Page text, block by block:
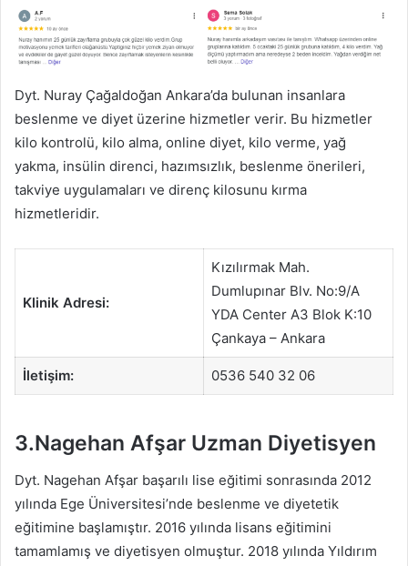
Dyt. Nuray Çağaldoğan Ankara’da bulunan insanlara
beslenme ve diyet üzerine hizmetler verir. Bu hizmetler
kilo kontrolü, kilo alma, online diyet, kilo verme, yağ
yakma, insülin direnci, hazımsızlık, beslenme önerileri,
takviye uygulamaları ve direnç kilosunu kırma
hizmetleridir.
Klinik Adresi:
Kızılırmak Mah.
Dumlupınar Blv. No:9/A
YDA Center A3 Blok K:10
Çankaya – Ankara
İletişim: 0536 540 32 06
3.Nagehan Afşar Uzman Diyetisyen
Dyt. Nagehan Afşar başarılı lise eğitimi sonrasında 2012
yılında Ege Üniversitesi’nde beslenme ve diyetetik
eğitimine başlamıştır. 2016 yılında lisans eğitimini
tamamlamış ve diyetisyen olmuştur. 2018 yılında Yıldırım